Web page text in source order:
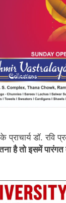
डॉ. रवि
है तो इसमें पारंगत